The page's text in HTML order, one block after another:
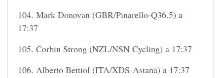
104. Mark Donovan (GBR/Pinarello-Q36.5) a
17:37
105. Corbin Strong (NZL/NSN Cycling) a 17:37
106. Alberto Bettiol (ITA/XDS-Astana) a 17:37